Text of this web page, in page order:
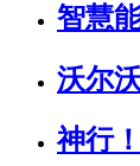
智慧
沃尔
神行